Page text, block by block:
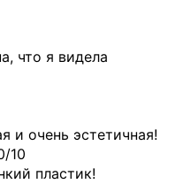
что я видела
и очень эстетичная!
10
пластик!